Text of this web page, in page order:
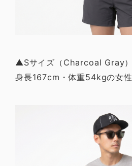
▲Sサイズ（Charcoal Gray）
身長167cm・体重54kgの女性